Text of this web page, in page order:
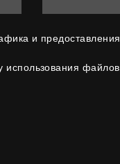
и
использования